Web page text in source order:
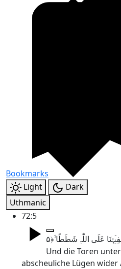
Bookmarks
Light
Dark
Uthmanic
72:5
Und die Toren
abscheuliche Lügen wider